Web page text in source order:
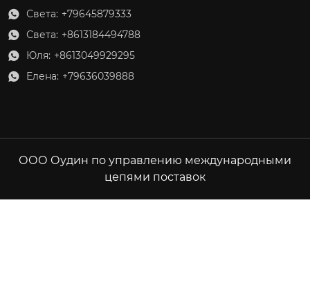
 Света: +79645879333
 Света: +8613184494788
 Юля: +8613049929295
 Елена: +79636039888
ООО Оудин по управлению международными
цепями поставок